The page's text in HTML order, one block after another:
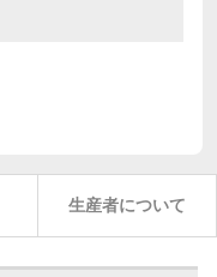
生産者について